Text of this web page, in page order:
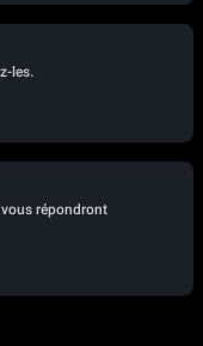
les.
répondront